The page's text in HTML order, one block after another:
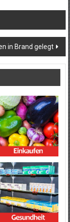
in Brand gelegt